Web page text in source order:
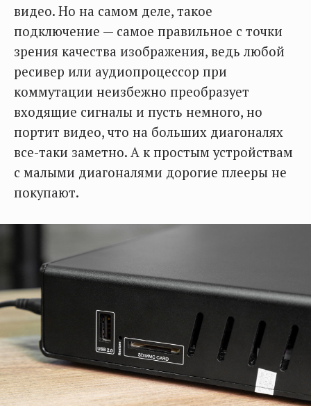
видео. Но на самом деле, такое
подключение — самое правильное с точки
зрения качества изображения, ведь любой
ресивер или аудиопроцессор при
коммутации неизбежно преобразует
входящие сигналы и пусть немного, но
портит видео, что на больших диагоналях
все-таки заметно. А к простым устройствам
с малыми диагоналями дорогие плееры не
покупают.